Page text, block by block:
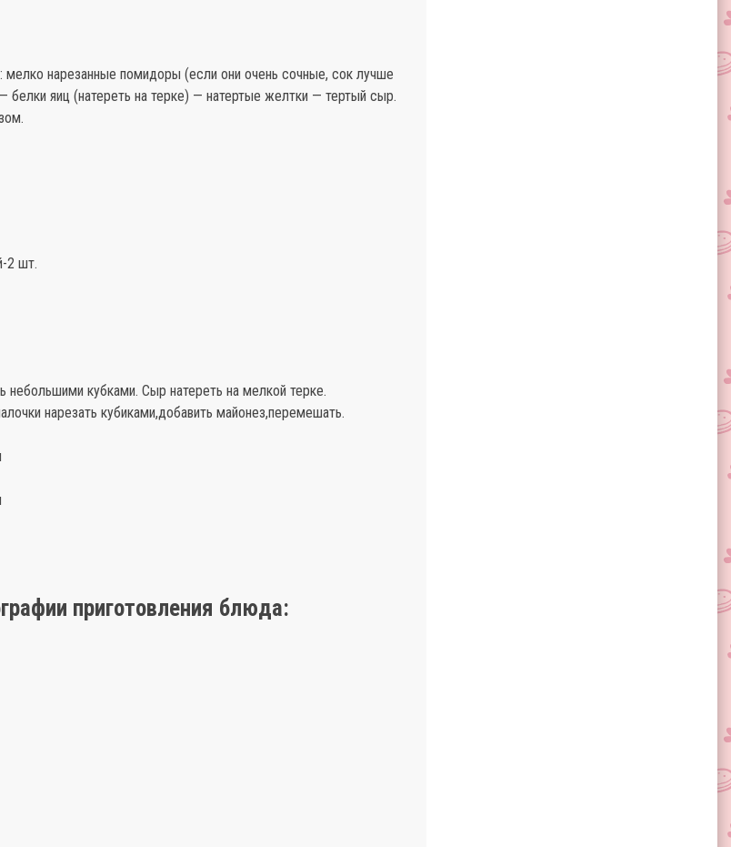
нарезанные помидоры (если они очень сочные, сок лучше
белки яиц (натереть на терке) — натертые желтки — тертый сыр.
2 шт.
небольшими кубками. Сыр натереть на мелкой терке.
нарезать кубиками,добавить майонез,перемешать.
приготовления блюда: